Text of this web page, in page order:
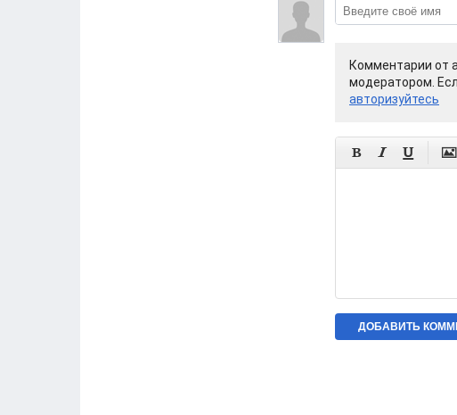
Комментарии от
модератором.
авторизуйтесь
   